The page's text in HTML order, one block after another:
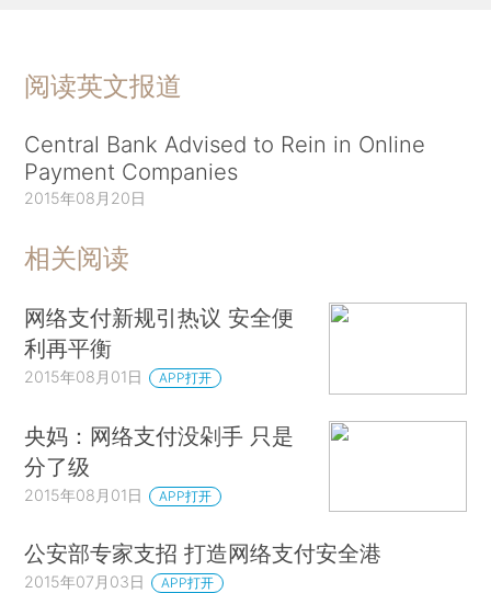
阅读英文报道
Central Bank Advised to Rein in Online
Payment Companies
2015年08月20日
相关阅读
网络支付新规引热议 安全便
利再平衡
2015年08月01日 APP打开
央妈：网络支付没剁手 只是
分了级
2015年08月01日 APP打开
公安部专家支招 打造网络支付安全港
2015年07月03日 APP打开